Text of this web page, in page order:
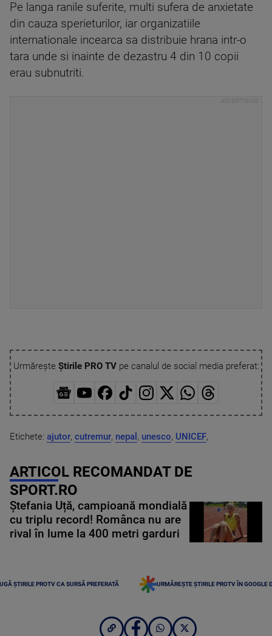
Pe langa ranile suferite, multi sufera de anxietate
din cauza sperieturilor, iar organizatiile
internationale incearca sa distribuie hrana intr-o
tara unde si inainte de dezastru 4 din 10 copii
erau subnutriti.
Urmărește Știrile PRO TVpe canalul de social media preferat:
Etichete: ajutor, cutremur, nepal , unesco, UNICEF,
ARTICOL RECOMANDAT DE
SPORT.RO
Ștefania Uță, campioană mondială
cu triplu record! Românca nu are
rival în lume la 400 metri garduri
ȘTIRILE PROTV CA SURSĂ PREFERATĂ URMĂREȘTE ȘTIRILE PROTV ÎN GOOGLE